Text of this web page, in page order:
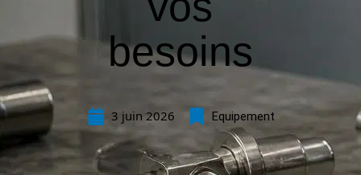
besoins
3 juin 2026 Equipement